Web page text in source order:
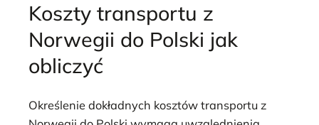
Koszty transportu z
Norwegii do Polski jak
obliczyć
Określenie dokładnych kosztów transportu z